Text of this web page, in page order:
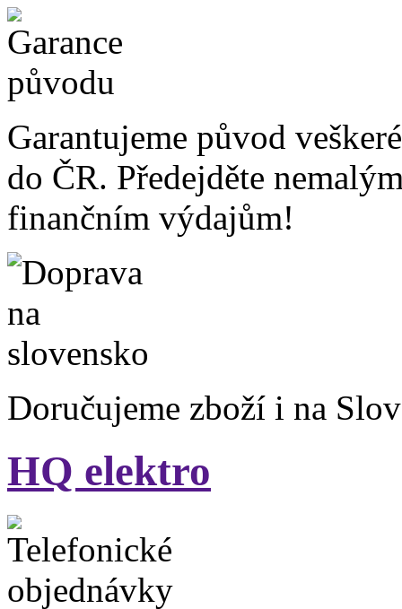
Garantujeme původ
do ČR. Předejděte
finančním výdajům!
Doručujeme zboží i na
HQ elektro